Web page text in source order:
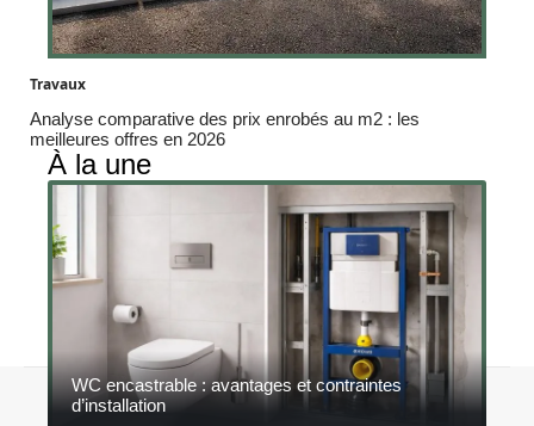
Travaux
Analyse comparative des prix enrobés au m2 : les
meilleures offres en 2026
À la une
WC encastrable : avantages et contraintes
d’installation
Contact Mentions légales Sitemap